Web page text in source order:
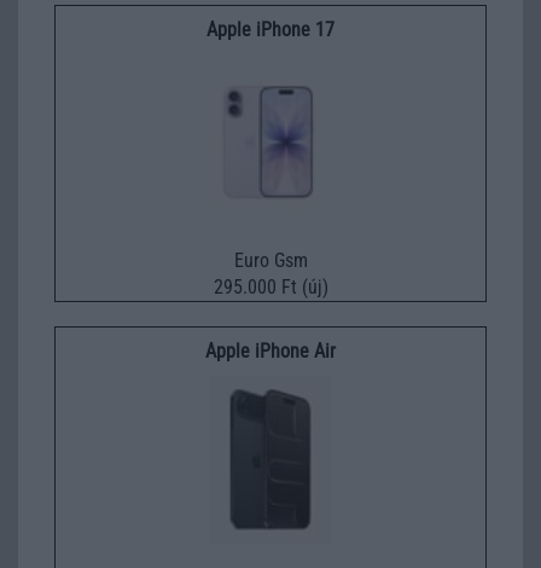
Apple iPhone 17
Euro Gsm
295.000 Ft (új)
Apple iPhone Air